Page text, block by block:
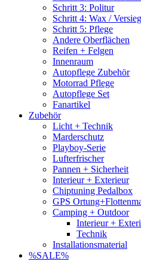
Schritt 3: Politur
Schritt 4: Wax /
Schritt 5: Pflege
Andere Oberflächen
Reifen + Felgen
Innenraum
Autopflege Zubehör
Motorrad Pflege
Autopflege Set
Fanartikel
Zubehör
Licht + Technik
Marderschutz
Playboy-Serie
Lufterfrischer
Pannen + Sicherheit
Interieur + Exterieur
Chiptuning Pedalbox
GPS
Camping + Outdoor
Interieur +
Technik
Installationsmaterial
%SALE%